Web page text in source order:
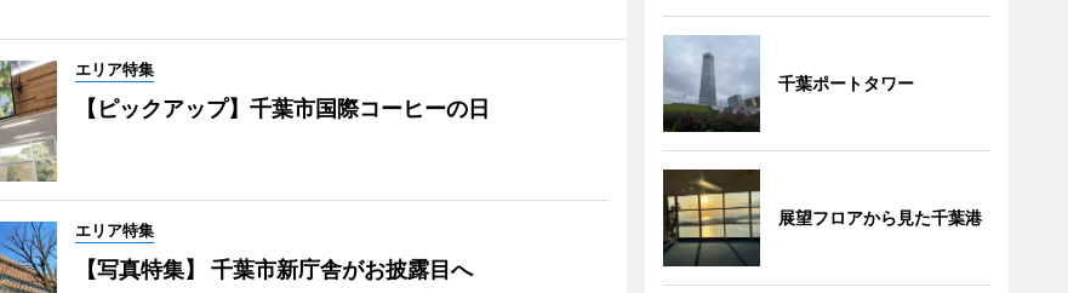
エリア特集
【ピックアップ】千葉市国際コーヒーの日
エリア特集
【写真特集】 千葉市新庁舎がお披露目へ
千葉ポートタワー
展望フロアから見た千葉港